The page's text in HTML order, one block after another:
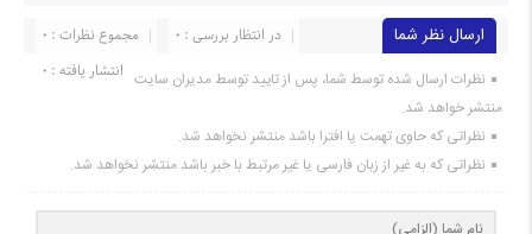
ارسال نظر شما مجموع نظرات : 0
در انتظار بررسی : 0
انتشار یافته : 0 نظرات ارسال شده توسط شما، پس از تایید توسط مدیران سایت
منتشر خواهد شد.
نظراتی که حاوی تهمت یا افترا باشد منتشر نخواهد شد.
نظراتی که به غیر از زبان فارسی یا غیر مرتبط با خبر باشد منتشر نخواهد شد.